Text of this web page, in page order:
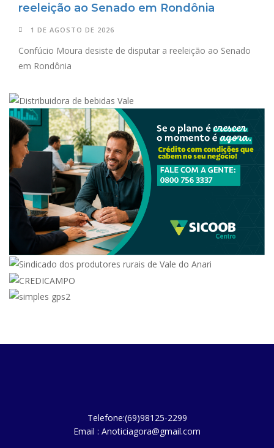
reeleição ao Senado em Rondônia
1 DE AGOSTO DE 2026
Confúcio Moura desiste de disputar a reeleição ao Senado
em Rondônia
Telefone:(69)98125-2299
Email : Anoticiagora@gmail.com